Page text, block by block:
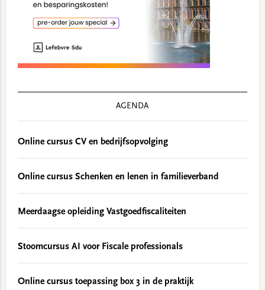
AGENDA
Online cursus CV en bedrijfsopvolging
Online cursus Schenken en lenen in familieverband
Meerdaagse opleiding Vastgoedfiscaliteiten
Stoomcursus AI voor Fiscale professionals
Online cursus toepassing box 3 in de praktijk